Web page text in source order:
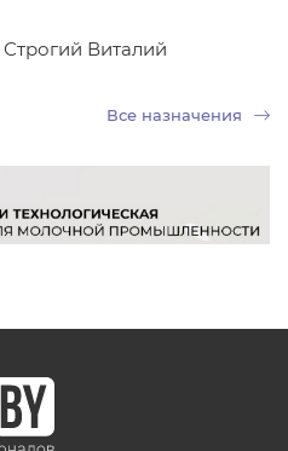
Строгий Виталий
Все назначения